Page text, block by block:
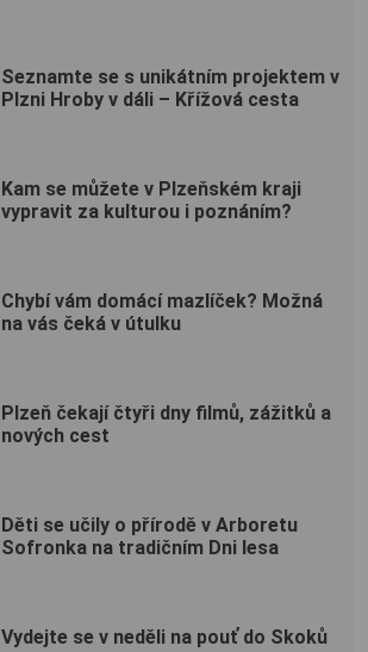
Seznamte se s unikátním projektem v
Plzni Hroby v dáli – Křížová cesta
Kam se můžete v Plzeňském kraji
vypravit za kulturou i poznáním?
Chybí vám domácí mazlíček? Možná
na vás čeká v útulku
Plzeň čekají čtyři dny filmů, zážitků a
nových cest
Děti se učily o přírodě v Arboretu
Sofronka na tradičním Dni lesa
Vydejte se v neděli na pouť do Skoků